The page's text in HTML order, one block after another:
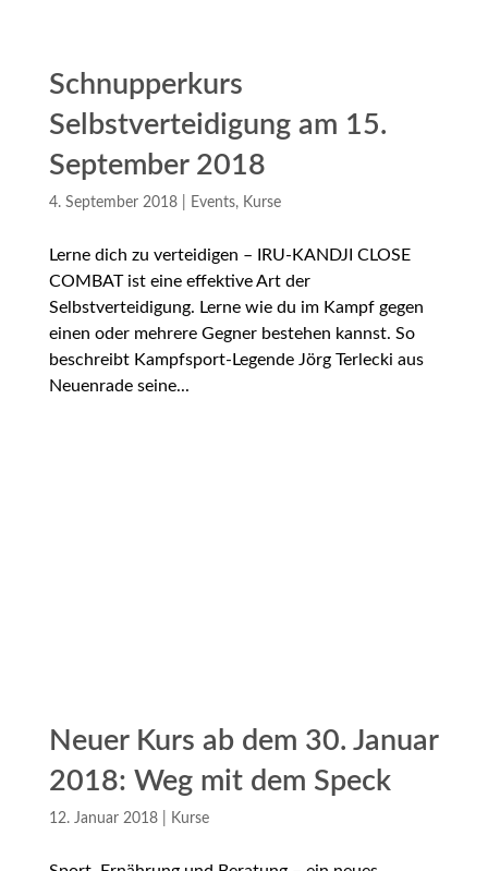
Schnupperkurs
Selbstverteidigung am 15.
September 2018
4. September 2018| Events, Kurse
Lerne dich zu verteidigen – IRU-KANDJI CLOSE
COMBAT ist eine effektive Art der
Selbstverteidigung. Lerne wie du im Kampf gegen
einen oder mehrere Gegner bestehen kannst. So
beschreibt Kampfsport-Legende Jörg Terlecki aus
Neuenrade seine...
Neuer Kurs ab dem 30. Januar
2018: Weg mit dem Speck
12. Januar 2018| Kurse